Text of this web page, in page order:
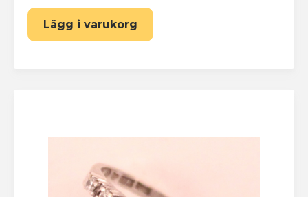
Lägg i varukorg